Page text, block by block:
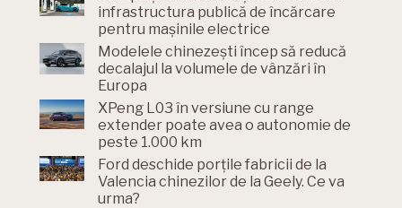
infrastructura publică de încărcare
pentru mașinile electrice
Modelele chinezești încep să reducă
decalajul la volumele de vânzări în
Europa
XPeng L03 în versiune cu range
extender poate avea o autonomie de
peste 1.000 km
Ford deschide porțile fabricii de la
Valencia chinezilor de la Geely. Ce va
urma?